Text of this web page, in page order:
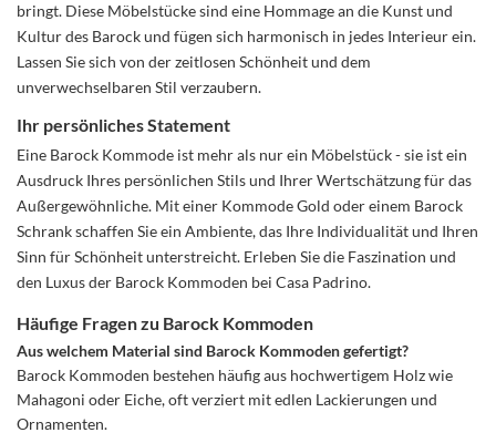
bringt. Diese Möbelstücke sind eine Hommage an die Kunst und
Kultur des Barock und fügen sich harmonisch in jedes Interieur ein.
Lassen Sie sich von der zeitlosen Schönheit und dem
unverwechselbaren Stil verzaubern.
Ihr persönliches Statement
Eine Barock Kommode ist mehr als nur ein Möbelstück - sie ist ein
Ausdruck Ihres persönlichen Stils und Ihrer Wertschätzung für das
Außergewöhnliche. Mit einer Kommode Gold oder einem Barock
Schrank schaffen Sie ein Ambiente, das Ihre Individualität und Ihren
Sinn für Schönheit unterstreicht. Erleben Sie die Faszination und
den Luxus der Barock Kommoden bei Casa Padrino.
Häufige Fragen zu Barock Kommoden
Aus welchem Material sind Barock Kommoden gefertigt?
Barock Kommoden bestehen häufig aus hochwertigem Holz wie
Mahagoni oder Eiche, oft verziert mit edlen Lackierungen und
Ornamenten.